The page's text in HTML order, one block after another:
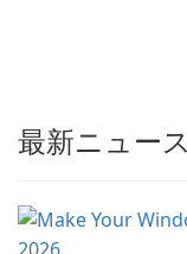
最新ニュース